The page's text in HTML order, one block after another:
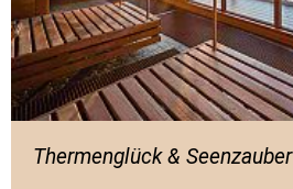
Thermenglück & Seenzauber